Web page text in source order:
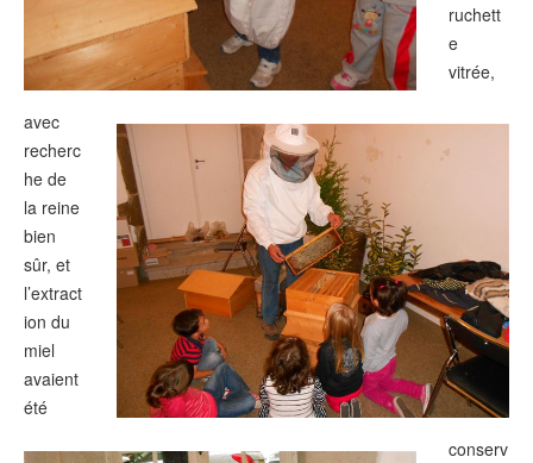
ruchett
e
vitrée,
avec
recherc
he de
la reine
bien
sûr, et
l’extract
ion du
miel
avaient
été
conserv